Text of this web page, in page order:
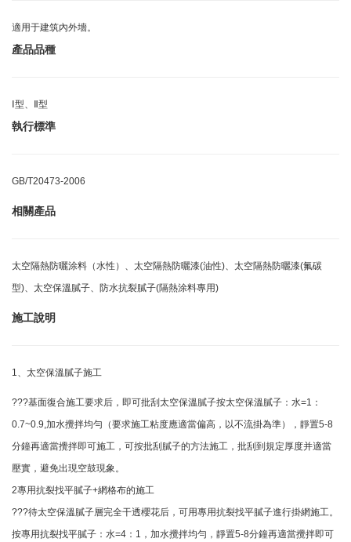
適用于建筑內外墻。
產品品種
Ⅰ型、Ⅱ型
執行標準
GB/T20473-2006
相關產品
太空隔熱防曬涂料（水性）、太空隔熱防曬漆(油性)、太空隔熱防曬漆(氟碳
型)、太空保溫膩子、防水抗裂膩子(隔熱涂料專用)
施工說明
1、太空保溫膩子施工
???基面復合施工要求后，即可批刮太空保溫膩子按太空保溫膩子：水=1：
0.7~0.9,加水攪拌均勻（要求施工粘度應適當偏高，以不流掛為準），靜置5-8
分鐘再適當攪拌即可施工，可按批刮膩子的方法施工，批刮到規定厚度并適當
壓實，避免出現空鼓現象。
2專用抗裂找平膩子+網格布的施工
???待太空保溫膩子層完全干透櫻花后，可用專用抗裂找平膩子進行掛網施工。
按專用抗裂找平膩子：水=4：1，加水攪拌均勻，靜置5-8分鐘再適當攪拌即可